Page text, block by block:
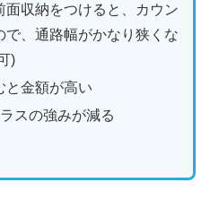
面収納をつけると、カウン
で、通路幅がかなり狭くな
)
と金額が高い
スの強みが減る